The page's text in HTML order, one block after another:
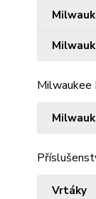
Milwaukee
Vrtáky